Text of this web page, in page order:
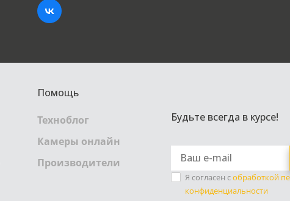
Помощь
Техноблог
Камеры онлайн
Производители
Будьте всегда в курсе!
Я согласен собработкой
конфиденциальности